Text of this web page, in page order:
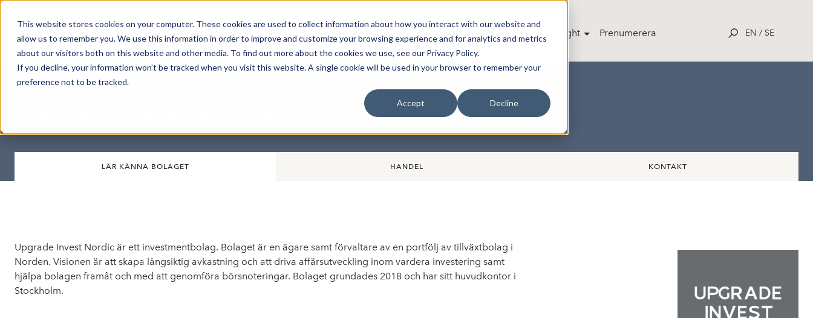
This website stores cookies on your computer. These cookies are used to collect information about how you interact with our website and
allow us to remember you. We use this information in order to improve and customize your browsing experience and for analytics and metrics
about our visitors both on this website and other media. To find out more about the cookies we use, see our Privacy Policy.
If you decline, your information won’t be tracked when you visit this website. A single cookie will be used in your browser to remember your
preference not to be tracked.
Accept Decline
Om Spotlight Prenumerera EN / SE
LÄR KÄNNA BOLAGET HANDEL KONTAKT
Upgrade Invest Nordic är ett investmentbolag. Bolaget är en ägare samt förvaltare av en portfölj av tillväxtbolag i
Norden. Visionen är att skapa långsiktig avkastning och att driva affärsutveckling inom vardera investering samt
hjälpa bolagen framåt och med att genomföra börsnoteringar. Bolaget grundades 2018 och har sitt huvudkontor i
Stockholm.